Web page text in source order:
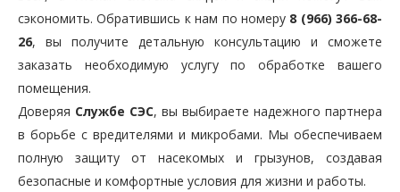
сэкономить. Обратившись к нам по номеру 8 (966) 366-68-
26, вы получите детальную консультацию и сможете
заказать необходимую услугу по обработке вашего
помещения.
Доверяя Службе СЭС, вы выбираете надежного партнера
в борьбе с вредителями и микробами. Мы обеспечиваем
полную защиту от насекомых и грызунов, создавая
безопасные и комфортные условия для жизни и работы.